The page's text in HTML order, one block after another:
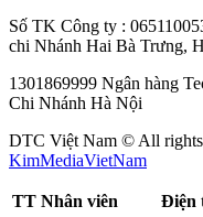
Số TK Công ty :
chi Nhánh Hai Bà Trưng,
1301869999 Ngân hàng
Chi Nhánh Hà Nội
DTC Việt Nam © All rights
KimMediaVietNam
TT Nhân viên
Điện